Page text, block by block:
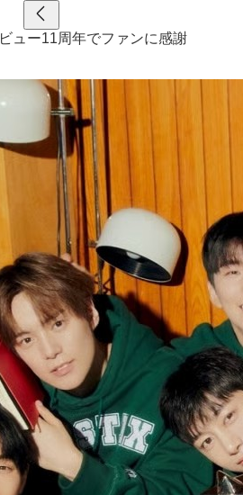
ュー11周年でファンに感謝